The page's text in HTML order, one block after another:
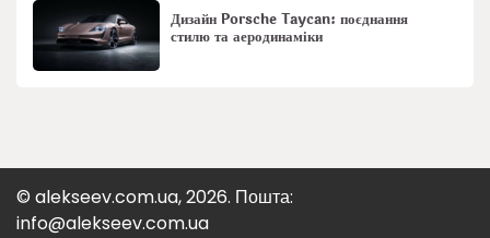
Дизайн Porsche Taycan: поєднання
стилю та аеродинаміки
© alekseev.com.ua, 2026. Пошта:
info@alekseev.com.ua